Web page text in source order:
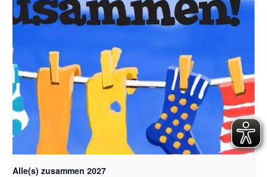
Alle(s) zusammen 2027